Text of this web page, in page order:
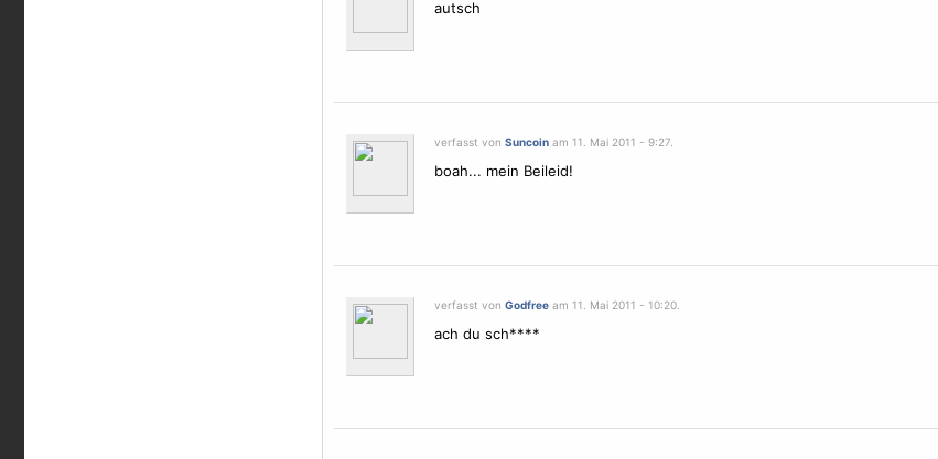
autsch
verfasst von Suncoinam 11. Mai 2011 - 9:27.
boah... mein Beileid!
verfasst von Godfreeam 11. Mai 2011 - 10:20.
ach du sch****